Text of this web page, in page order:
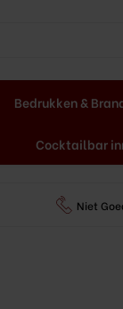
Bedrukken &
Cocktailbar
Niet